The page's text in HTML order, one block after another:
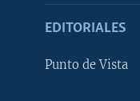
Idiomas
EDITORIALES
Punto de Vista